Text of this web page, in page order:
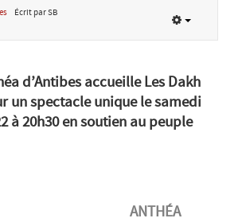
Écrit par SB
d’Antibes accueille Les Dakh
un spectacle unique le samedi
à 20h30 en soutien au peuple
ANTHÉA